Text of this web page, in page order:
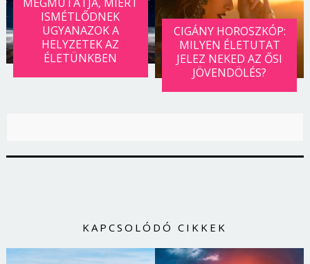
ISMÉTLŐDNEK
UGYANAZOK A
HELYZETEK AZ
ÉLETÜNKBEN
CIGÁNY HOROSZKÓP:
MILYEN ÉLETUTAT
JELEZ NEKED AZ ŐSI
JÖVENDÖLÉS?
KAPCSOLÓDÓ CIKKEK